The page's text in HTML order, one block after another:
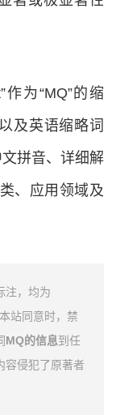
作为“MQ”的缩
及英语缩略词
拼音、详细解
、应用领域及
注，均为
站同意时，禁
MQ的信息到任
容侵犯了原著者